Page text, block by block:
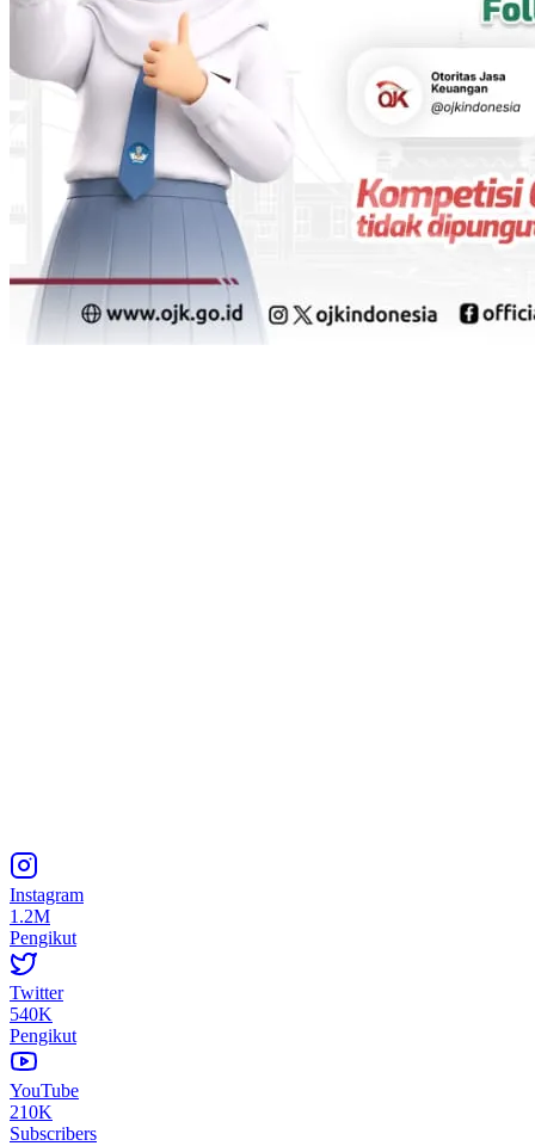
Instagram
1.2M
Pengikut
Twitter
540K
Pengikut
YouTube
210K
Subscribers